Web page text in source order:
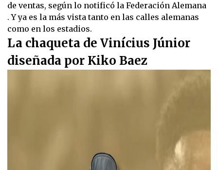
de ventas, según lo notificó la Federación Alemana
. Y ya es la más vista tanto en las calles alemanas
como en los estadios.
La chaqueta de Vinícius Júnior
diseñada por Kiko Baez